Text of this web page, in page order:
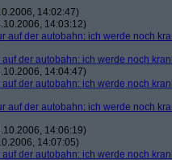
14:02:47)
14:03:12)
auf der autobahn: ich werde noch
der autobahn: ich werde noch
14:04:47)
der autobahn: ich werde noch
auf der autobahn: ich werde noch
14:06:19)
14:07:05)
der autobahn: ich werde noch